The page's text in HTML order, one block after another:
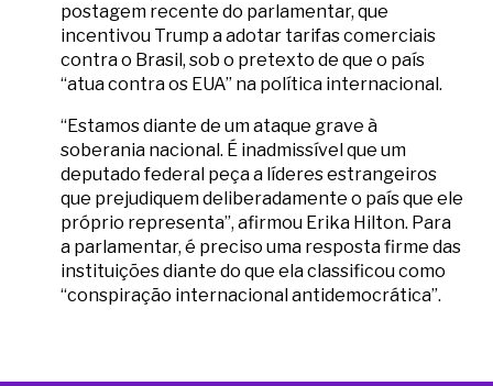
postagem recente do parlamentar, que
incentivou Trump a adotar tarifas comerciais
contra o Brasil, sob o pretexto de que o país
“atua contra os EUA” na política internacional.
“Estamos diante de um ataque grave à
soberania nacional. É inadmissível que um
deputado federal peça a líderes estrangeiros
que prejudiquem deliberadamente o país que ele
próprio representa”, afirmou Erika Hilton. Para
a parlamentar, é preciso uma resposta firme das
instituições diante do que ela classificou como
“conspiração internacional antidemocrática”.